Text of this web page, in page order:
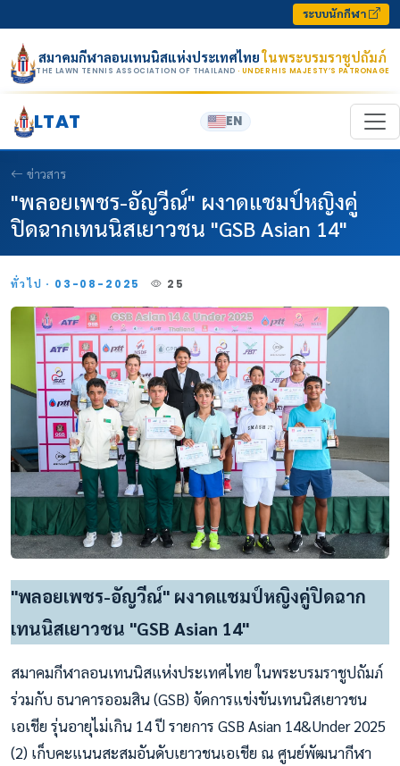
ระบบนักกีฬา
สมาคมกีฬาลอนเทนนิสแห่งประเทศไทยในพระบรมราชูปถัมภ์
THE LAWN TENNIS ASSOCIATION OF THAILAND · UNDER HIS MAJESTY’S PATRONAGE
LTAT EN
ข่าวสาร
"พลอยเพชร-อัญวีณ์" ผงาดแชมป์หญิงคู่
ปิดฉากเทนนิสเยาวชน "GSB Asian 14"
ทั่วไป · 03-08-2025 25
"พลอยเพชร-อัญวีณ์" ผงาดแชมป์หญิงคู่ปิดฉาก
เทนนิสเยาวชน "GSB Asian 14"
สมาคมกีฬาลอนเทนนิสแห่งประเทศไทย ในพระบรมราชูปถัมภ์
ร่วมกับ ธนาคารออมสิน (GSB) จัดการแข่งขันเทนนิสเยาวชน
เอเชีย รุ่นอายุไม่เกิน 14 ปี รายการ GSB Asian 14&Under 2025
(2) เก็บคะแนนสะสมอันดับเยาวชนเอเชีย ณ ศูนย์พัฒนากีฬา